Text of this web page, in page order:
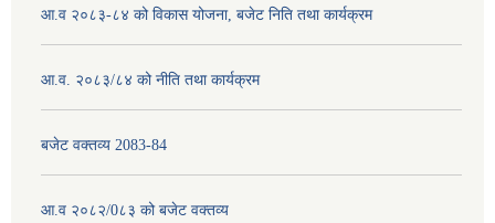
आ.व २०८३-८४ को विकास योजना, बजेट निति तथा कार्यक्रम
आ.व. २०८३/८४ को नीति तथा कार्यक्रम
बजेट वक्तव्य 2083-84
आ.व २०८२/0८३ को बजेट वक्तव्य